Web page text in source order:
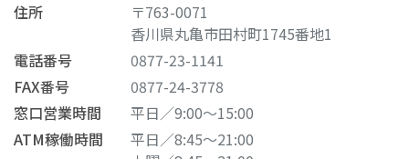
住所
〒763-0071
香川県丸亀市田村町1745番地1
電話番号
0877-23-1141
FAX番号
0877-24-3778
窓口営業時間
平日／9:00～15:00
ATM稼働時間
平日／8:45～21:00